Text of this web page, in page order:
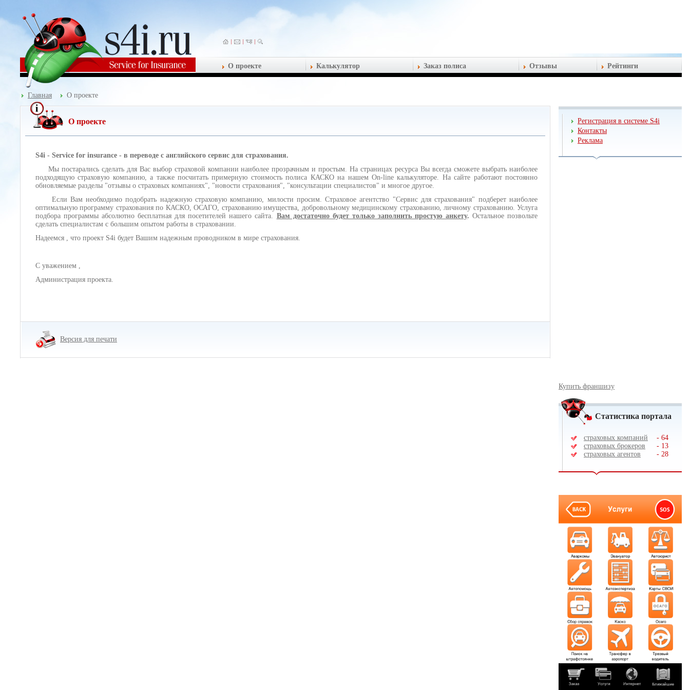
О проекте Калькулятор Заказ полиса Отзывы Рейтинги
Главная О проекте
О проекте
S4i - Service for insurance - в переводе с английского сервис для страхования.
Мы постарались сделать для Вас выбор страховой компании наиболее прозрачным и простым. На страницах ресурса Вы всегда сможете выбрать наиболее
подходящую страховую компанию, а также посчитать примерную стоимость полиса КАСКО на нашем On-line калькуляторе. На сайте работают постоянно
обновляемые разделы "отзывы о страховых компаниях", "новости страхования", "консультации специалистов" и многое другое.
Если Вам необходимо подобрать надежную страховую компанию, милости просим. Страховое агентство "Сервис для страхования" подберет наиболее
оптимальную программу страхования по КАСКО, ОСАГО, страхованию имущества, добровольному медицинскому страхованию, личному страхованию. Услуга
подбора программы абсолютно бесплатная для посетителей нашего сайта. Вам достаточно будет только заполнить простую анкету. Остальное позвольте
сделать специалистам с большим опытом работы в страховании.
Надеемся , что проект S4i будет Вашим надежным проводником в мире страхования.
С уважением ,
Администрация проекта.
Версия для печати
Регистрация в системе S4i
Контакты
Реклама
Купить франшизу
Статистика портала
страховых компаний - 64
страховых брокеров
- 13
страховых агентов
- 28